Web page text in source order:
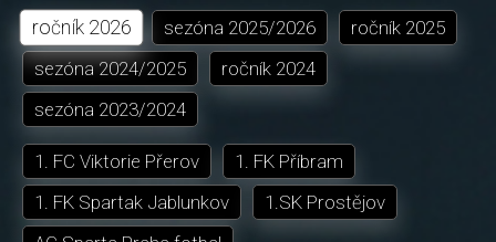
ročník 2026 sezóna 2025/2026 ročník 2025
sezóna 2024/2025 ročník 2024
sezóna 2023/2024
1. FC Viktorie Přerov
1. FK Příbram
1. FK Spartak Jablunkov
1.SK Prostějov